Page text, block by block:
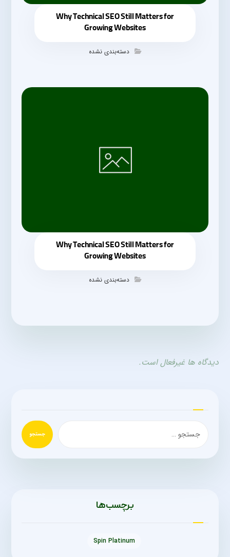
Why Technical SEO Still Matters for
Growing Websites
دسته‌بندی نشده
Why Technical SEO Still Matters for
Growing Websites
دسته‌بندی نشده
دیدگاه ها غیرفعال است.
جستجو
برچسب‌ها
Spin Platinum